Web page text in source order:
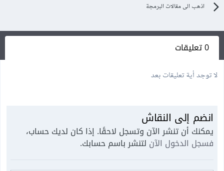
اذهب الى مقالات البرمجة
0 تعليقات
لا توجد أية تعليقات بعد
انضم إلى النقاش
يمكنك أن تنشر الآن وتسجل لاحقًا. إذا كان لديك حساب،
فسجل الدخول الآن لتنشر باسم حسابك.